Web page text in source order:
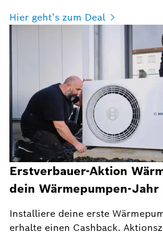
Hier geht’s zum Deal
Erstverbauer-Aktion
dein Wärmepumpen-Jahr
Installiere deine erste
erhalte einen Cashback.